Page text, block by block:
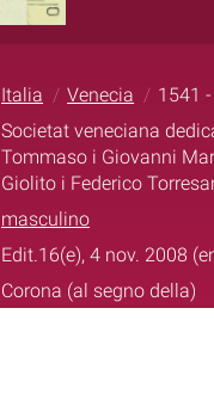
Italia Venecia
1541
Societat veneciana
Tommaso i Giovanni
Giolito i Federico
masculino
Edit.16(e), 4 nov. 2008
Corona (al segno della)